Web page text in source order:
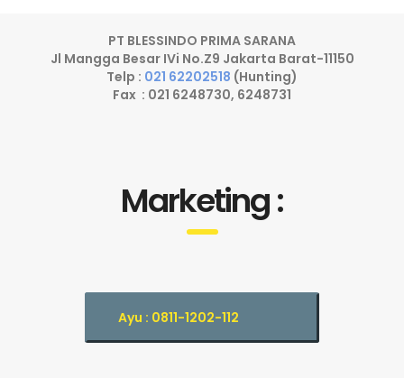
PT BLESSINDO PRIMA SARANA
Jl Mangga Besar IVi No.Z9 Jakarta Barat-11150
Telp : 021 62202518 (Hunting)
Fax : 021 6248730, 6248731
Marketing :
Ayu : 0811-1202-112